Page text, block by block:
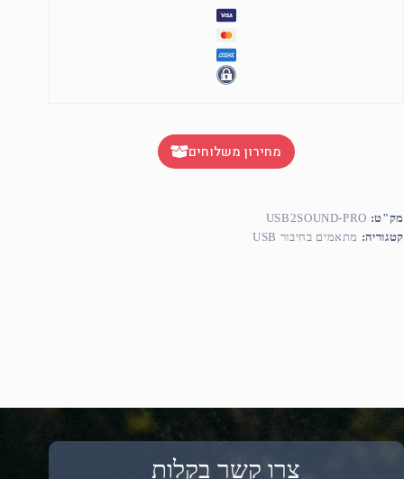
מחירון משלוחים
מק"ט: USB2SOUND-PRO
קטגוריה: מתאמים בחיבור USB
צרו קשר בקלות